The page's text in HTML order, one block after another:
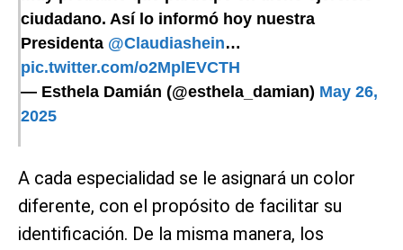
ciudadano. Así lo informó hoy nuestra
Presidenta @Claudiashein…
pic.twitter.com/o2MplEVCTH
— Esthela Damián (@esthela_damian) May 26,
2025
A cada especialidad se le asignará un color
diferente, con el propósito de facilitar su
identificación. De la misma manera, los